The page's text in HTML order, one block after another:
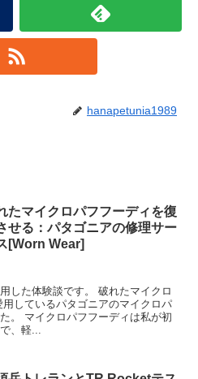
hanapetunia1989
たマイクロパフフーディを復
せる：パタゴニアの修理サー
[Worn Wear]
した体験談です。 破れたマイクロ
しているパタゴニアのマイクロパ
。 マイクロパフフーディは私が初
、軽...